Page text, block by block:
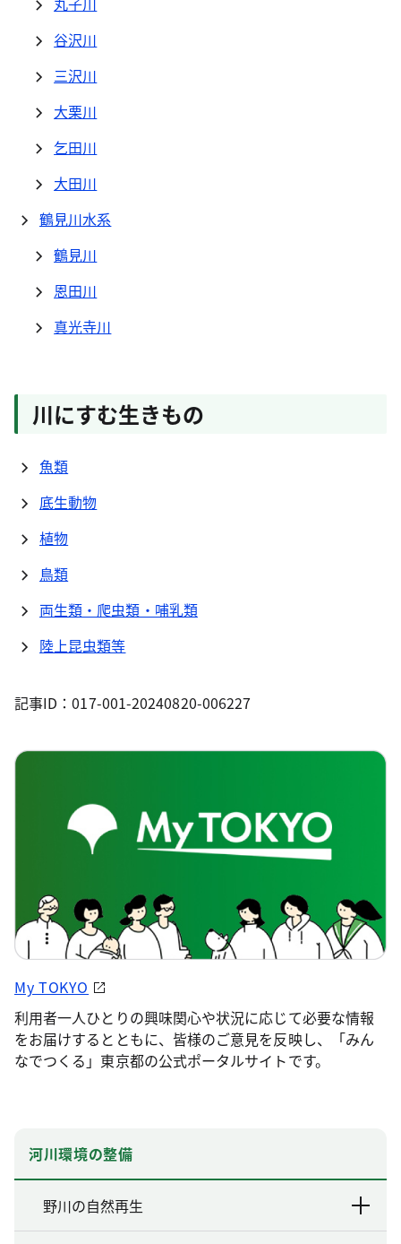
谷沢川
三沢川
大栗川
乞田川
大田川
鶴見川水系
鶴見川
恩田川
真光寺川
川にすむ生きもの
魚類
底生動物
植物
鳥類
両生類・爬虫類・哺乳類
陸上昆虫類等
記事ID：017-001-20240820-006227
My TOKYO
利用者一人ひとりの興味関心や状況に応じて必要な情報
をお届けするとともに、皆様のご意見を反映し、「みん
なでつくる」東京都の公式ポータルサイトです。
河川環境の整備
野川の自然再生